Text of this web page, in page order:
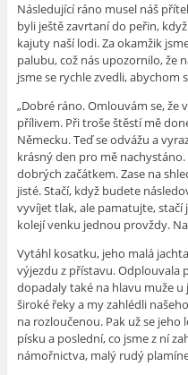
Následující ráno musel náš
byli ještě zavrtaní do peřin,
kajuty naší lodi. Za okamžik
palubu, což nás upozornilo, že
jsme se rychle zvedli, abychom
„Dobré ráno. Omlouvám se, že
přílivem. Při troše štěstí mě
Německu. Teď se odvážu a
krásný den pro mě
dobrých začátkem. Zase na
jisté. Stačí, když budete
vyvíjet tlak, ale pamatujte, stačí
kolejí venku jednou provždy.
Vytáhl kosatku, jeho malá
výjezdu z přístavu. Odplouvala
dopadaly také na hlavu muže
široké řeky a my zahlédli
na rozloučenou. Pak už se jeho
písku a poslední, co jsme z ní
námořnictva, malý rudý